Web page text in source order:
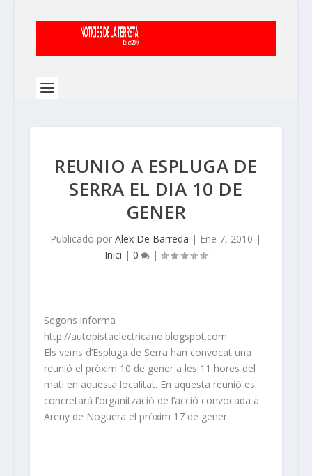
REUNIO A ESPLUGA DE
SERRA EL DIA 10 DE
GENER
Publicado porAlex De Barreda | Ene 7, 2010 |
Inici |0 |
Segons informa
http://autopistaelectricano.blogspot.com
Els veïns d’Espluga de Serra han convocat una
reunió el pròxim 10 de gener a les 11 hores del
matí en aquesta localitat. En aquesta reunió es
concretarà l’organització de l’acció convocada a
Areny de Noguera el pròxim 17 de gener.